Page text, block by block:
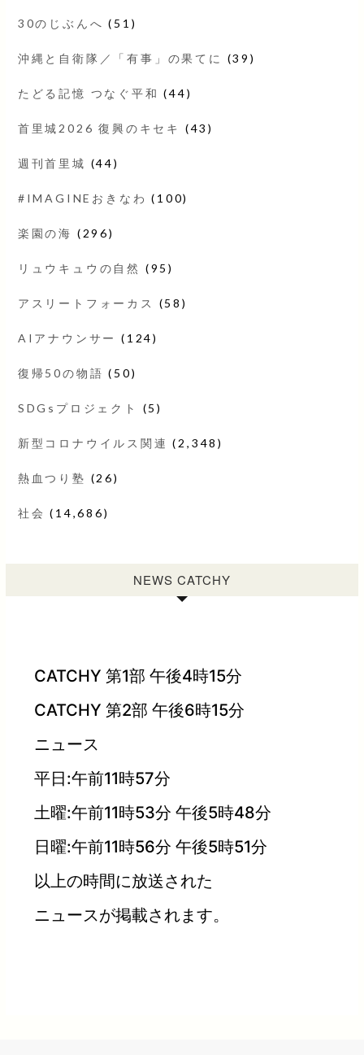
30のじぶんへ (51)
沖縄と自衛隊／「有事」の果てに (39)
たどる記憶 つなぐ平和 (44)
首里城2026 復興のキセキ (43)
週刊首里城 (44)
#IMAGINEおきなわ (100)
楽園の海 (296)
リュウキュウの自然 (95)
アスリートフォーカス (58)
AIアナウンサー (124)
復帰50の物語 (50)
SDGsプロジェクト (5)
新型コロナウイルス関連 (2,348)
熱血つり塾 (26)
社会 (14,686)
NEWS CATCHY
CATCHY 第1部 午後4時15分
CATCHY 第2部 午後6時15分
ニュース
平日:午前11時57分
土曜:午前11時53分 午後5時48分
日曜:午前11時56分 午後5時51分
以上の時間に放送された
ニュースが掲載されます。